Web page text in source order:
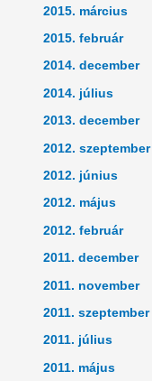
2015. március
2015. február
2014. december
2014. július
2013. december
2012. szeptember
2012. június
2012. május
2012. február
2011. december
2011. november
2011. szeptember
2011. július
2011. május